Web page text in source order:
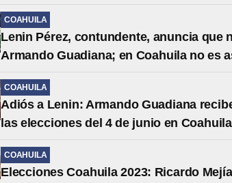
COAHUILA
Lenin Pérez, contundente, anuncia que
Armando Guadiana; en Coahuila no es
COAHUILA
Adiós a Lenin: Armando Guadiana
las elecciones del 4 de junio en Coahuila
COAHUILA
Elecciones Coahuila 2023: Ricardo